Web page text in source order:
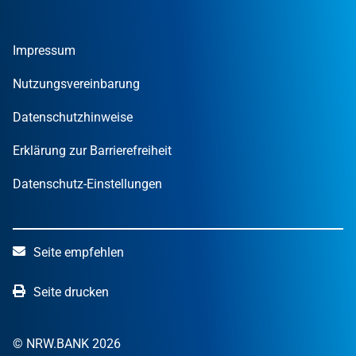
Finanzpublikationen
Öffentliche Kunden
STARTERCENTER NRW
NRW.Venture
Impressum
Nutzungsvereinbarung
Datenschutzhinweise
Erklärung zur Barrierefreiheit
Datenschutz-Einstellungen
Seite empfehlen
Seite drucken
© NRW.BANK 2026